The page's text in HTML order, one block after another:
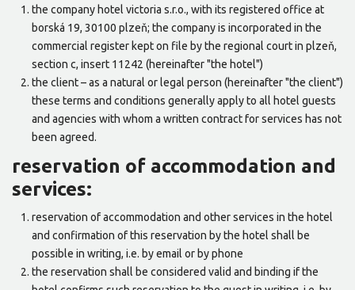
the company hotel victoria s.r.o., with its registered office at
borská 19, 30100 plzeň; the company is incorporated in the
commercial register kept on file by the regional court in plzeň,
section c, insert 11242 (hereinafter "the hotel")
the client – as a natural or legal person (hereinafter "the client")
these terms and conditions generally apply to all hotel guests
and agencies with whom a written contract for services has not
been agreed.
reservation of accommodation and
services:
reservation of accommodation and other services in the hotel
and confirmation of this reservation by the hotel shall be
possible in writing, i.e. by email or by phone
the reservation shall be considered valid and binding if the